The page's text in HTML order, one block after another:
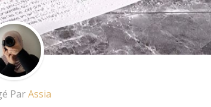
ParAssia